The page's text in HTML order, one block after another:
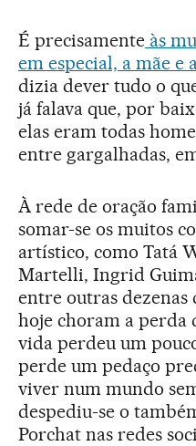
É precisamenteàs
em especial, a mãe e
dizia dever tudo o
já falava que, por
elas eram todas
entre gargalhadas,
À rede de oração
somar-se os muitos
artístico, como Tatá
Martelli, Ingrid
entre outras dezenas
hoje choram a perda
vida perdeu um
perde um pedaço
viver num mundo
despediu-se o
Porchat nas redes